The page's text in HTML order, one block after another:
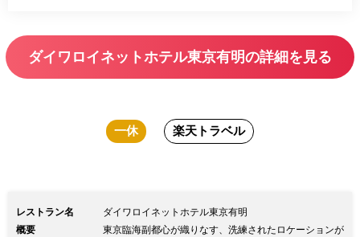
ダイワロイネットホテル東京有明の詳細を見る
一休 楽天トラベル
レストラン名
ダイワロイネットホテル東京有明
概要
東京臨海副都心が織りなす、洗練されたロケーションが